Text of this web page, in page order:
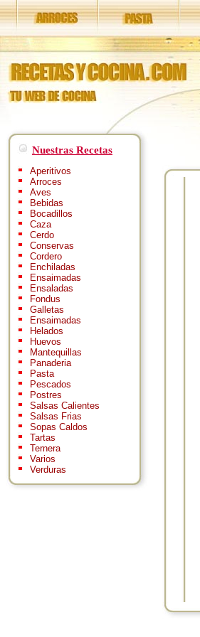
Nuestras Recetas
Aperitivos
Arroces
Aves
Bebidas
Bocadillos
Caza
Cerdo
Conservas
Cordero
Enchiladas
Ensaimadas
Ensaladas
Fondus
Galletas
Ensaimadas
Helados
Huevos
Mantequillas
Panaderia
Pasta
Pescados
Postres
Salsas Calientes
Salsas Frias
Sopas Caldos
Tartas
Ternera
Varios
Verduras